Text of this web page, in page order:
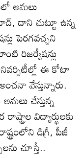
అమలు
దాని చుట్టూ ఉన్న
పెరగవచ్చని
రిజర్వేషన్లు
ఈ కోటా
వేస్తున్నారు.
చేస్తున్న
విద్యార్థులకు
డిగ్రీ, పీజీ
చూస్తే..